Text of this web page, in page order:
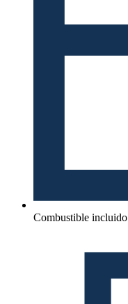
Combustible incluido